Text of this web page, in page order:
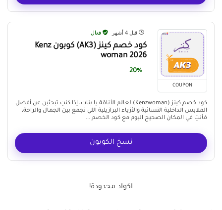
COUPON
قبل 4 أشهر فعال
كود خصم كينز (AK3) كوبون Kenz
woman 2026
20%
كود خصم كينز (Kenzwoman) لعالم الأناقة يا بنات، إذا كنتِ تبحثين عن أفضل
الملابس الداخلية النسائية والأزياء البرازيلية اللي تجمع بين الجمال والراحة،
فأنتِ في المكان الصحيح اليوم مع كود الخصم ...
نسخ الكوبون
اكواد محدودة!